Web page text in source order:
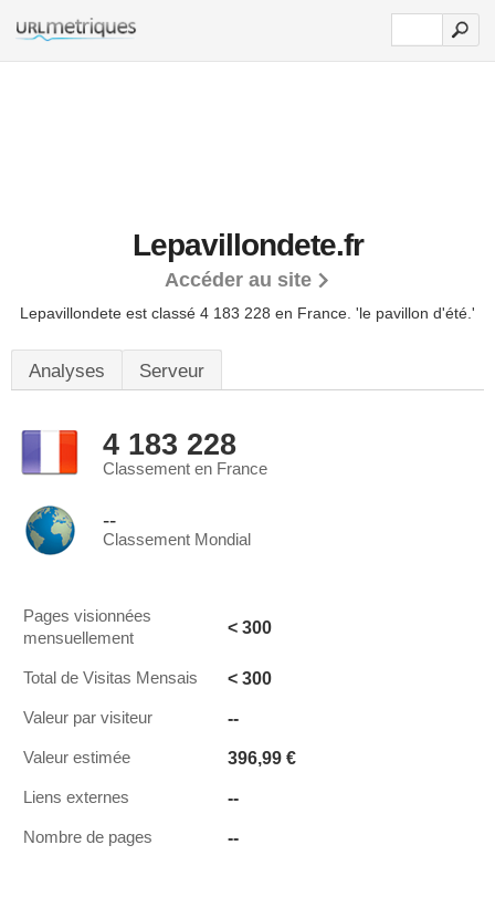
Lepavillondete.fr
Accéder au site
Lepavillondete est classé 4 183 228 en France. 'le pavillon d'été.'
Analyses Serveur
4 183 228
Classement en France
--
Classement Mondial
Pages visionnées
mensuellement
< 300
Total de Visitas Mensais < 300
Valeur par visiteur --
Valeur estimée 396,99 €
Liens externes --
Nombre de pages --